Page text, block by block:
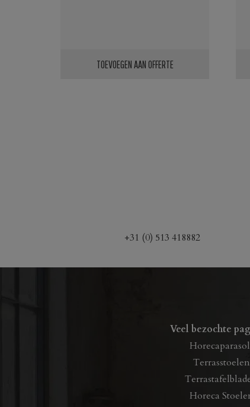
TOEVOEGEN AAN OFFERTE
de
+31 (0) 513 418882
Veel bezochte
Terrasstoelen
Horeca